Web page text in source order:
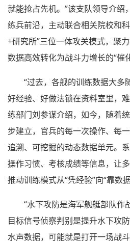
就能抢占先机。”该支队领导介绍
练兵前沿，主动联合相关院校和
+研究所”三位一体攻关模式，聚
数据高效转化为战斗力增长的“催化
“过去，各舰的训练数据大多
好经验、好做法锁在资料室里，
练部门刘参谋介绍，如今，随着
步建立，官兵的每一次操作、每
追溯、可挖掘的动态数据单元。
操作习惯、考核成绩等信息，让
推动训练模式从“凭经验”向“靠数据
“水下攻防是海军舰艇部队作
目标信号侦察判别是提升水下攻
水声数据，可能就是打开一场战斗